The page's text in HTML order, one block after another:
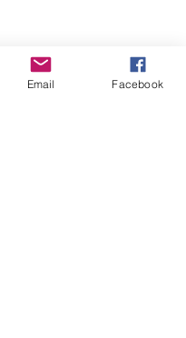
(51) 3382-1300
Email Facebook